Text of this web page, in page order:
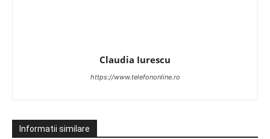
Claudia Iurescu
https://www.telefononline.ro
Informatii similare